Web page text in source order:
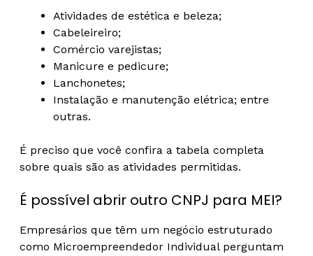
Atividades de estética e beleza;
Cabeleireiro;
Comércio varejistas;
Manicure e pedicure;
Lanchonetes;
Instalação e manutenção elétrica; entre
outras.
É preciso que você confira a tabela completa
sobre quais são as atividades permitidas.
É possível abrir outro CNPJ para MEI?
Empresários que têm um negócio estruturado
como Microempreendedor Individual perguntam